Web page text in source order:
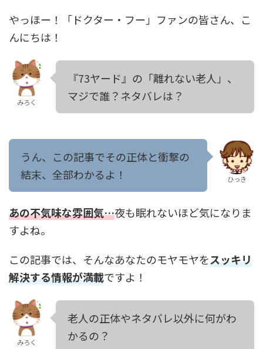
やっほー！「ドクター・フー」ファンの皆さん、こ
んにちは！
みろく
『73ヤード』の「離れない老人」、
マジで誰？ネタバレは？
うん、この記事でその正体と衝撃の
結末、全部わかるよ！
ひっき
あの不気味な雰囲気…夜も眠れないほど気になりま
すよね。
この記事では、そんなあなたのモヤモヤをスッキリ
解決する情報が満載ですよ！
みろく
老人の正体やネタバレ以外に何がわ
かるの？